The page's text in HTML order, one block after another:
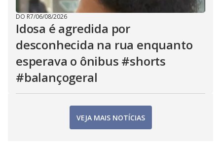
DO R7/06/08/2026
Idosa é agredida por
desconhecida na rua enquanto
esperava o ônibus #shorts
#balançogeral
VEJA MAIS NOTÍCIAS